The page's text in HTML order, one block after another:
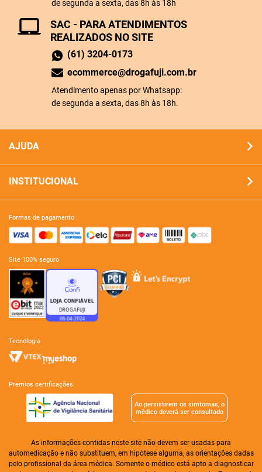
SAC - PARA ATENDIMENTOS
REALIZADOS NO SITE
(61) 3204-0173
ecommerce@drogafuji.com.br
Atendimento apenas por Whatsapp:
de segunda a sexta, das 8h às 18h.
de segunda a sexta, das 8h às 18h
AJUDA
INSTITUCIONAL
formas de pagamento
site 100% seguro
tecnologia
premios certificações
Ao persistirem os simtomas, o
mêdico deverá ser consultado
As informações contidas neste site não devem ser usadas para
automedicação e não substituem, em hipótese alguma, as orientações dadas
pelo profissional da área médica. Somente o médico está apto a diagnosticar